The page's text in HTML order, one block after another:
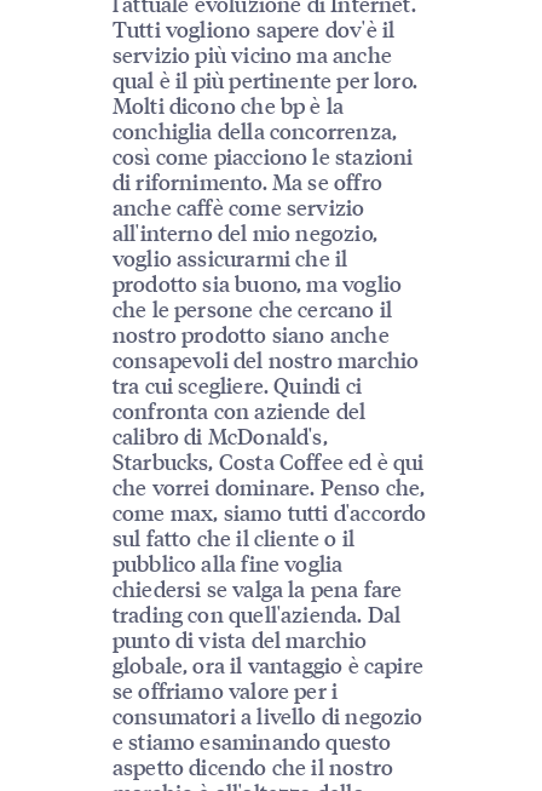
Tutti vogliono sapere dov'è il
servizio più vicino ma anche
qual è il più pertinente per loro.
Molti dicono che bp è la
conchiglia della concorrenza,
così come piacciono le stazioni
di rifornimento. Ma se offro
anche caffè come servizio
all'interno del mio negozio,
voglio assicurarmi che il
prodotto sia buono, ma voglio
che le persone che cercano il
nostro prodotto siano anche
consapevoli del nostro marchio
tra cui scegliere. Quindi ci
confronta con aziende del
calibro di McDonald's,
Starbucks, Costa Coffee ed è qui
che vorrei dominare. Penso che,
come max, siamo tutti d'accordo
sul fatto che il cliente o il
pubblico alla fine voglia
chiedersi se valga la pena fare
trading con quell'azienda. Dal
punto di vista del marchio
globale, ora il vantaggio è capire
se offriamo valore per i
consumatori a livello di negozio
e stiamo esaminando questo
aspetto dicendo che il nostro